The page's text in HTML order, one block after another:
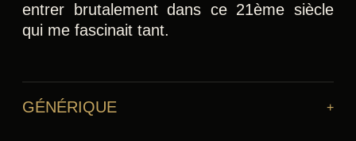
entrer brutalement dans ce 21ème siècle
qui me fascinait tant.
GÉNÉRIQUE